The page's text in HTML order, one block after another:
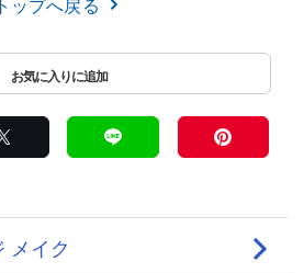
トップへ戻る